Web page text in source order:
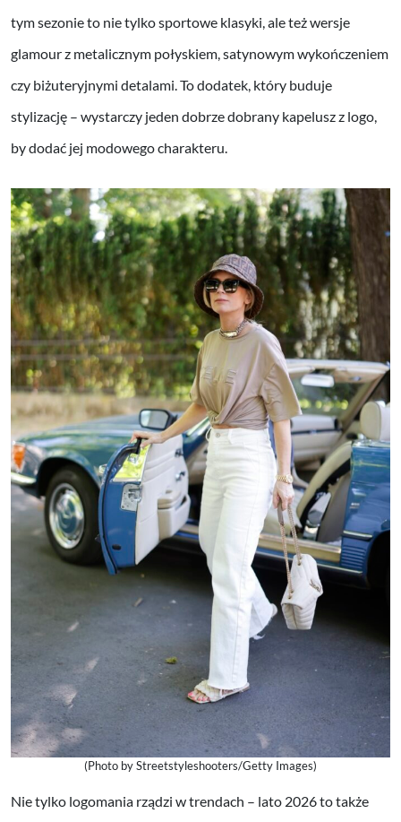
tym sezonie to nie tylko sportowe klasyki, ale też wersje
glamour z metalicznym połyskiem, satynowym wykończeniem
czy biżuteryjnymi detalami. To dodatek, który buduje
stylizację – wystarczy jeden dobrze dobrany kapelusz z logo,
by dodać jej modowego charakteru.
(Photo by Streetstyleshooters/Getty Images)
Nie tylko logomania rządzi w trendach – lato 2026 to także